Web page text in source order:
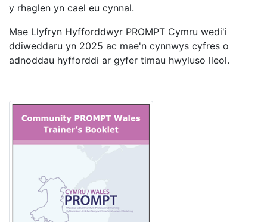
y rhaglen yn cael eu cynnal.
Mae Llyfryn Hyfforddwyr PROMPT Cymru wedi'i
ddiweddaru yn 2025 ac mae'n cynnwys cyfres o
adnoddau hyfforddi ar gyfer timau hwyluso lleol.